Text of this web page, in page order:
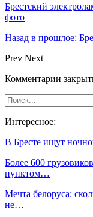
Брестский
фото
Назад в прошлое:
Prev Next
Комментарии
Интересное:
В Бресте ищут
Более 600
пунктом…
Мечта белоруса:
не…